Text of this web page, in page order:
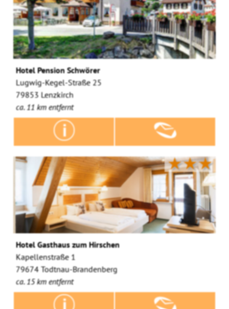
Hotel Pension Schwörer
Lugwig-Kegel-Straße 25
79853 Lenzkirch
ca. 11 km entfernt
★★★
Hotel Gasthaus zum Hirschen
Kapellenstraße 1
79674 Todtnau-Brandenberg
ca. 15 km entfernt